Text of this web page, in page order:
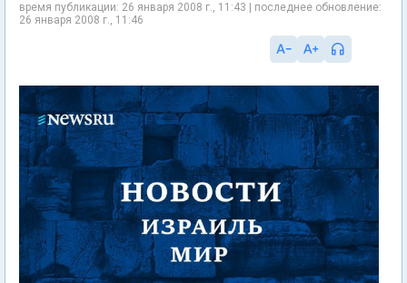
время публикации: 26 января 2008 г., 11:43 | последнее обновление:
26 января 2008 г., 11:46